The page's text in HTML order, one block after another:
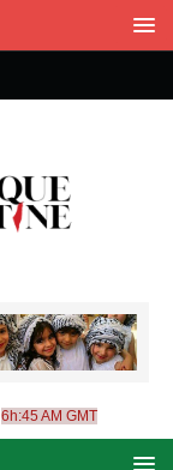
6h:45 AM GMT